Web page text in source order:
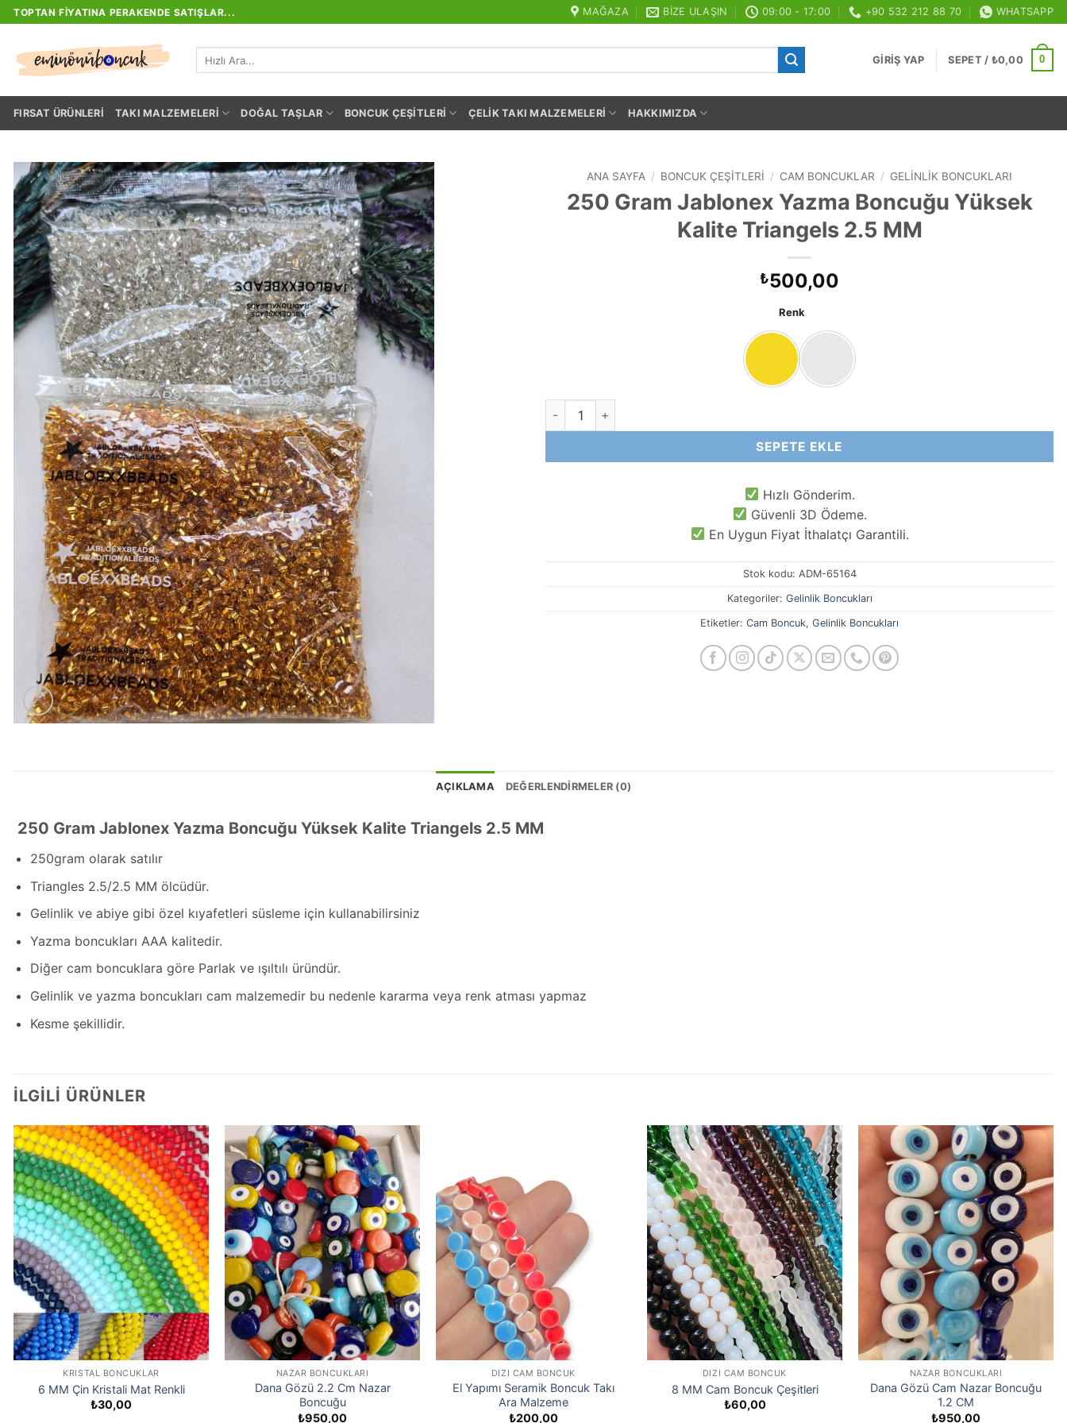
İçeriğe
atla
TOPTAN FIYATINA PERAKENDE SATIŞLAR... MAĞAZA BIZE ULAŞIN 09:00 - 17:00 +90 532 212 88 70 WHATSAPP
GIRIŞ YAP SEPET / ₺0,00 0
FIRSAT ÜRÜNLERI TAKI MALZEMELERI DOĞAL TAŞLAR BONCUK ÇEŞITLERI ÇELIK TAKI MALZEMELERI HAKKIMIZDA
ANA SAYFA / BONCUK ÇEŞITLERI / CAM BONCUKLAR / GELINLIK BONCUKLARI
250 Gram Jablonex Yazma Boncuğu Yüksek
Kalite Triangels 2.5 MM
₺500,00
Renk
250 Gram Jablonex Yazma Boncuğu Yüksek Kalite Triangels 2.5 MM adet
SEPETE EKLE
Hızlı Gönderim.
Güvenli 3D Ödeme.
En Uygun Fiyat İthalatçı Garantili.
Stok kodu: ADM-65164
Kategoriler: Gelinlik Boncukları
Etiketler: Cam Boncuk, Gelinlik Boncukları
AÇIKLAMA DEĞERLENDIRMELER (0)
250 Gram Jablonex Yazma Boncuğu Yüksek Kalite Triangels 2.5 MM
250gram olarak satılır
Triangles 2.5/2.5 MM ölcüdür.
Gelinlik ve abiye gibi özel kıyafetleri süsleme için kullanabilirsiniz
Yazma boncukları AAA kalitedir.
Diğer cam boncuklara göre Parlak ve ışıltılı üründür.
Gelinlik ve yazma boncukları cam malzemedir bu nedenle kararma veya renk atması yapmaz
Kesme şekillidir.
İLGILI ÜRÜNLER
KRISTAL BONCUKLAR
6 MM Çin Kristali Mat Renkli
₺30,00
NAZAR BONCUKLARI
Dana Gözü 2.2 Cm Nazar
Boncuğu
₺950,00
DIZI CAM BONCUK
El Yapımı Seramik Boncuk Takı
Ara Malzeme
₺200,00
DIZI CAM BONCUK
8 MM Cam Boncuk Çeşitleri
₺60,00
NAZAR BONCUKLARI
Dana Gözü Cam Nazar Boncuğu
1.2 CM
₺950,00